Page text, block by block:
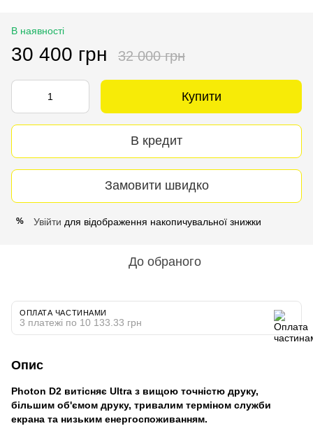
В наявності
30 400 грн 32 000 грн
Купити
В кредит
Замовити швидко
% Увійти для відображення накопичувальної знижки
До обраного
ОПЛАТА ЧАСТИНАМИ
3 платежі по 10 133.33 грн
Опис
Photon D2 витісняє Ultra з вищою точністю друку,
більшим об'ємом друку, тривалим терміном служби
екрана та низьким енергоспоживанням.